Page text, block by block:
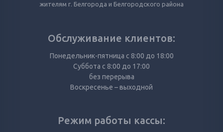
жителям г. Белгорода и Белгородского района
Обслуживание клиентов:
Понедельник-пятница с 8:00 до 18:00
Суббота с 8:00 до 17:00
без перерыва
Воскресенье – выходной
Режим работы кассы: